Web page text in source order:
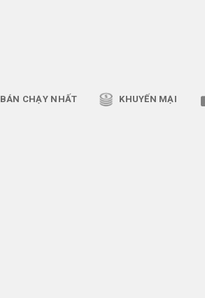
BÁN CHẠY NHẤT KHUYẾN MẠI